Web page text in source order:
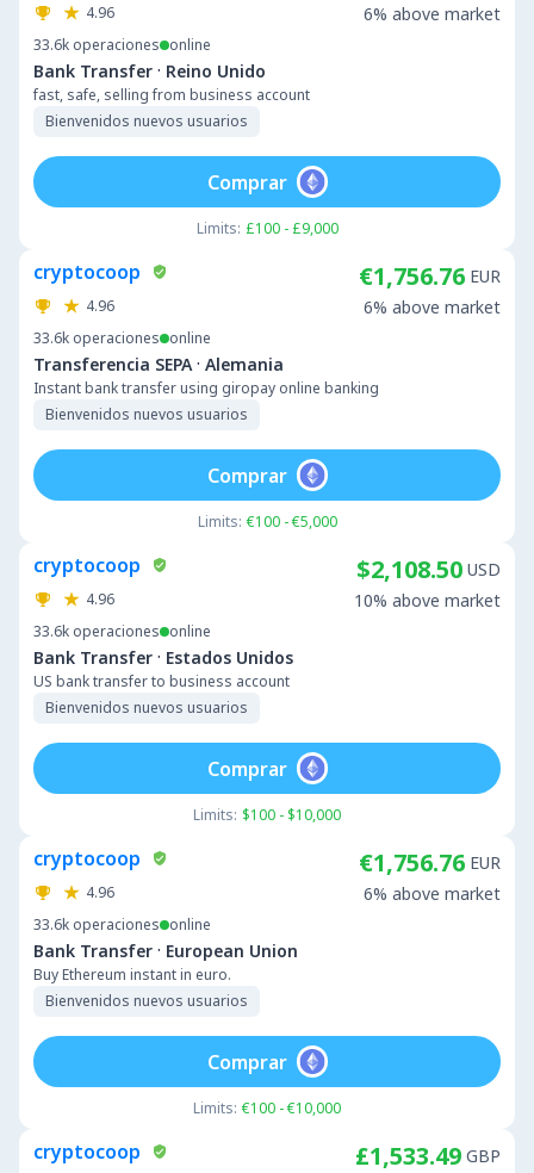
4.96
33.6k operaciones online
Bank Transfer · Reino Unido
fast, safe, selling from business account
Bienvenidos nuevos usuarios
6% above market
Limits: £100 - £9,000
Comprar
cryptocoop
4.96
33.6k operaciones online
Transferencia SEPA · Alemania
Instant bank transfer using giropay online banking
Bienvenidos nuevos usuarios
€1,756.76 EUR
6% above market
Limits: €100 - €5,000
Comprar
cryptocoop
4.96
33.6k operaciones online
Bank Transfer · Estados Unidos
US bank transfer to business account
Bienvenidos nuevos usuarios
$2,108.50 USD
10% above market
Limits: $100 - $10,000
Comprar
cryptocoop
4.96
33.6k operaciones online
Bank Transfer · European Union
Buy Ethereum instant in euro.
Bienvenidos nuevos usuarios
€1,756.76 EUR
6% above market
Limits: €100 - €10,000
Comprar
cryptocoop £1,533.49 GBP